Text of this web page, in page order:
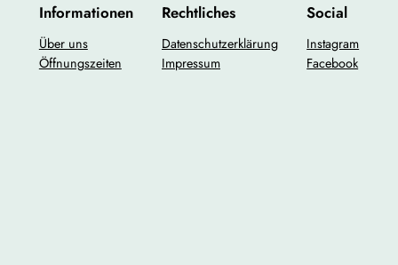
Informationen
Über uns
Öffnungszeiten
Rechtliches
Datenschutzerklärung
Impressum
Social
Instagram
Facebook